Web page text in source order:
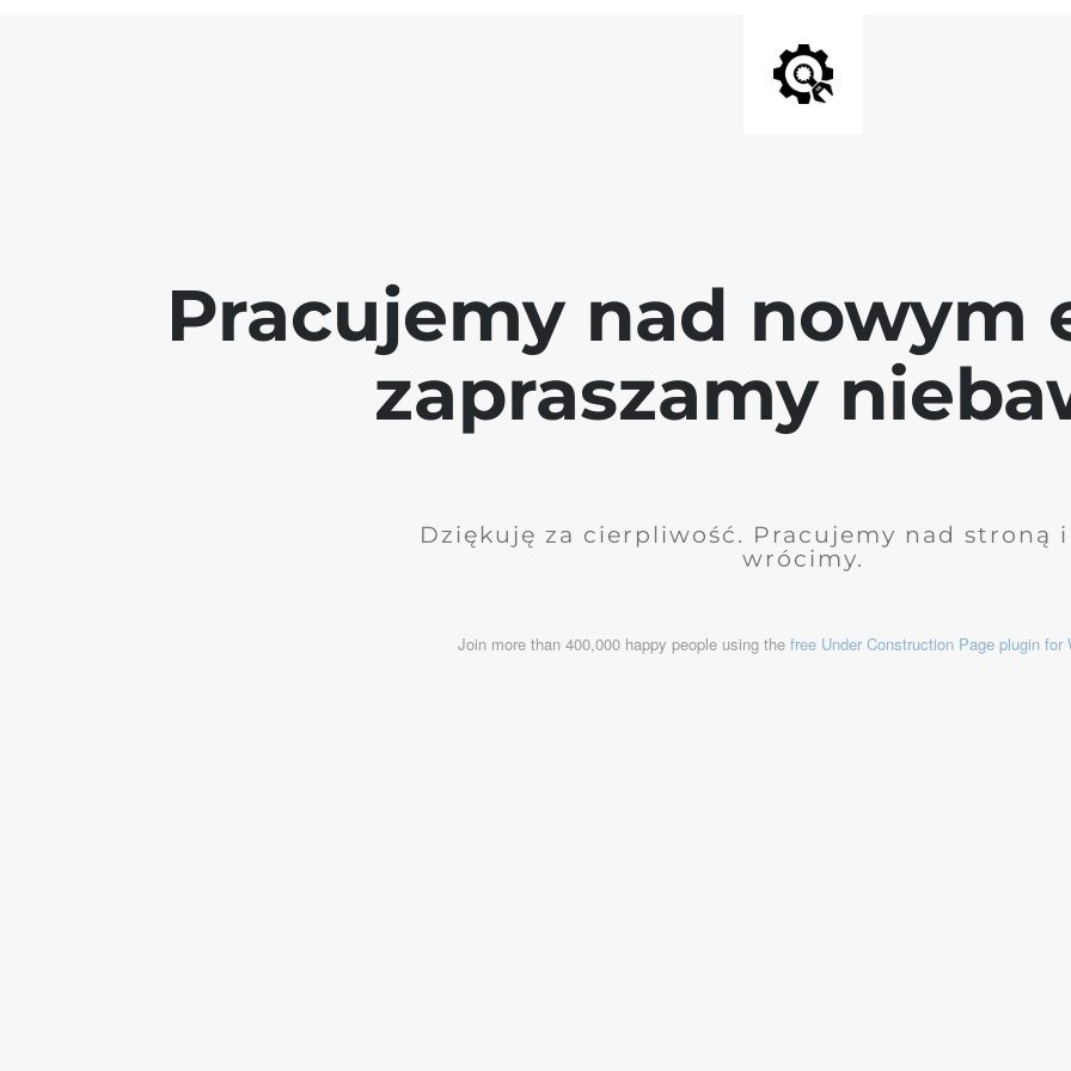
Pracujemy nad nowym
zapraszamy
Dziękuję za cierpliwość. Pracujemy nad stroną
wrócimy.
Join more than 400,000 happy people using the free Under Construction Page plugin for